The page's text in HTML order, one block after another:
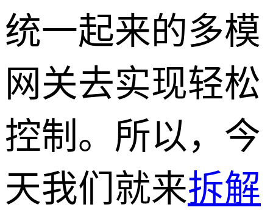
统一起来的多模
网关去实现轻松
控制。所以，今
天我们就来拆解